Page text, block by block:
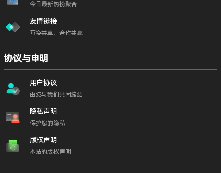
今日最新热榜聚合
友情链接
互换共享，合作共赢
协议与申明
用户协议
由您与我们共同缔结
隐私声明
保护您的隐私
版权声明
本站的版权声明